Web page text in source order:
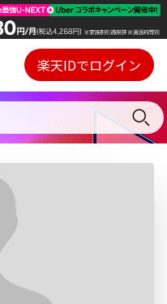
Webプレイヤー
ご契約内容の確認・変更
楽天IDでログイン